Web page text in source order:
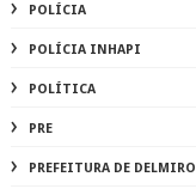
POLÍCIA
POLÍCIA INHAPI
POLÍTICA
PRE
PREFEITURA DE DELMIRO